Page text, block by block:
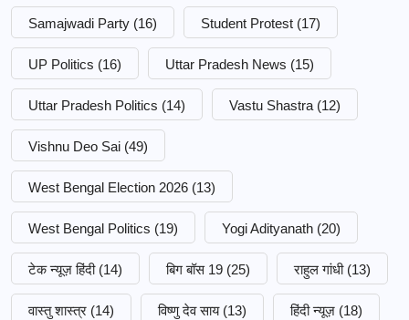
Samajwadi Party (16) Student Protest (17)
UP Politics (16) Uttar Pradesh News (15)
Uttar Pradesh Politics (14) Vastu Shastra (12)
Vishnu Deo Sai (49)
West Bengal Election 2026 (13)
West Bengal Politics (19) Yogi Adityanath (20)
टेक न्यूज़ हिंदी (14) बिग बॉस 19 (25) राहुल गांधी (13)
वास्तु शास्त्र (14) विष्णु देव साय (13) हिंदी न्यूज़ (18)